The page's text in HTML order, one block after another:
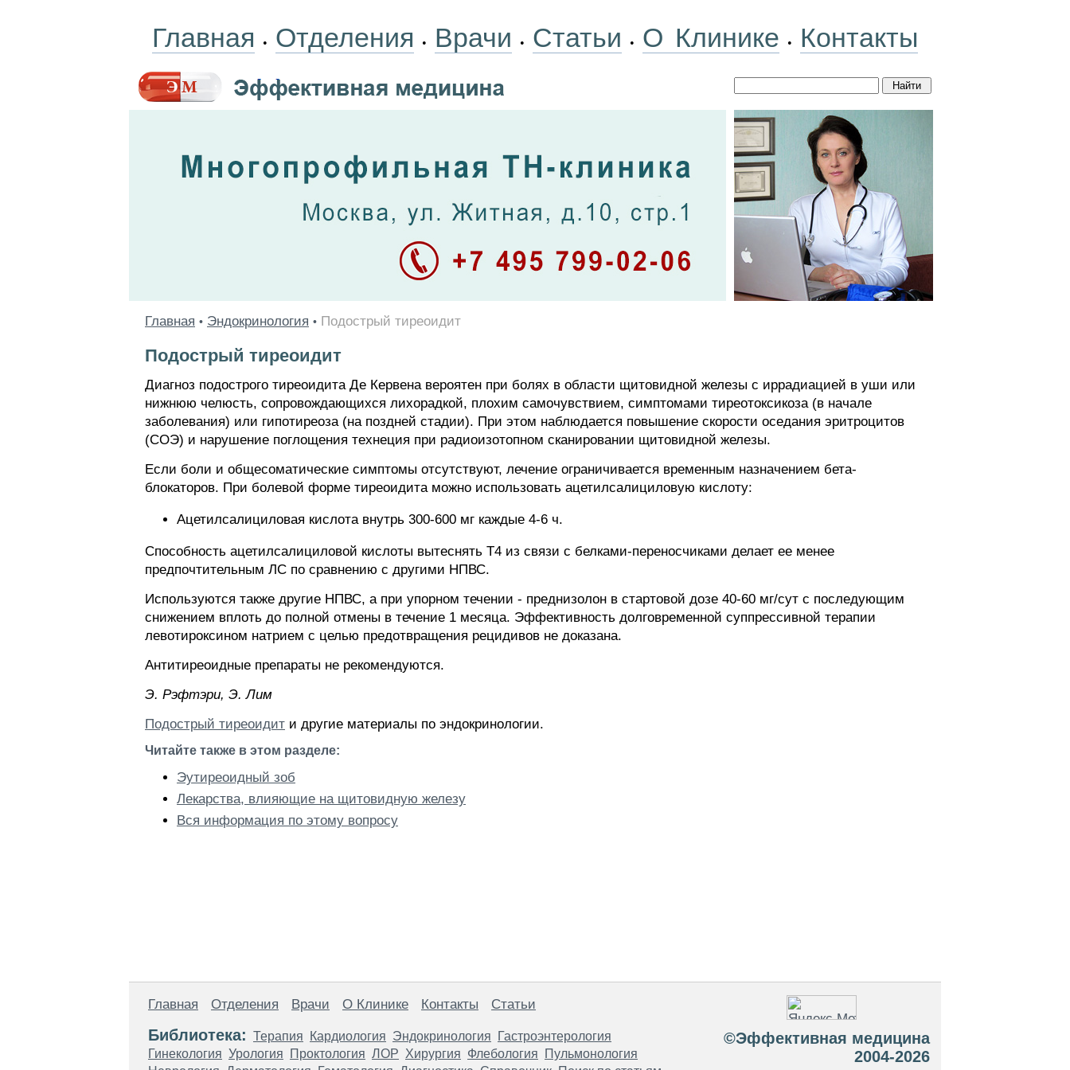
Главная • Отделения • Врачи • Статьи • О Клинике • Контакты
Главная • Эндокринология • Подострый тиреоидит
Подострый тиреоидит
Диагноз подострого тиреоидита Де Кервена вероятен при болях в области щитовидной железы с иррадиацией в уши или
нижнюю челюсть, сопровождающихся лихорадкой, плохим самочувствием, симптомами тиреотоксикоза (в начале
заболевания) или гипотиреоза (на поздней стадии). При этом наблюдается повышение скорости оседания эритроцитов
(СОЭ) и нарушение поглощения технеция при радиоизотопном сканировании щитовидной железы.
Если боли и общесоматические симптомы отсутствуют, лечение ограничивается временным назначением бета-
блокаторов. При болевой форме тиреоидита можно использовать ацетилсалициловую кислоту:
Ацетилсалициловая кислота внутрь 300-600 мг каждые 4-6 ч.
Способность ацетилсалициловой кислоты вытеснять Т4 из связи с белками-переносчиками делает ее менее
предпочтительным ЛС по сравнению с другими НПВС.
Используются также другие НПВС, а при упорном течении - преднизолон в стартовой дозе 40-60 мг/сут с последующим
снижением вплоть до полной отмены в течение 1 месяца. Эффективность долговременной суппрессивной терапии
левотироксином натрием с целью предотвращения рецидивов не доказана.
Антитиреоидные препараты не рекомендуются.
Э. Pэфтэpи, Э. Лим
Подострый тиреоидит и другие материалы по эндокринологии.
Читайте также в этом разделе:
Эутиреоидный зоб
Лекарства, влияющие на щитовидную железу
Вся информация по этому вопросу
Главная Отделения Врачи О Клинике Контакты Статьи
Библиотека: Терапия Кардиология Эндокринология
Гастроэнтерология
Гинекология Урология Проктология ЛОР Хирургия Флебология
Пульмонология
©Эффективная медицина
2004-2026